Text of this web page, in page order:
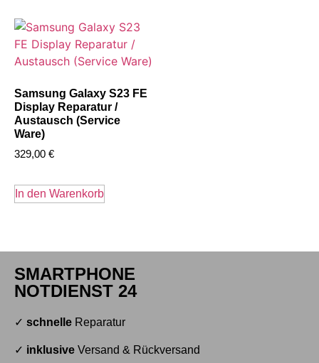
Samsung Galaxy S23 FE
Display Reparatur /
Austausch (Service
Ware)
329,00 €
In den Warenkorb
SMARTPHONE
NOTDIENST 24
✓ schnelle Reparatur
✓ inklusive Versand & Rückversand